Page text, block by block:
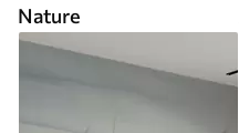
Nature